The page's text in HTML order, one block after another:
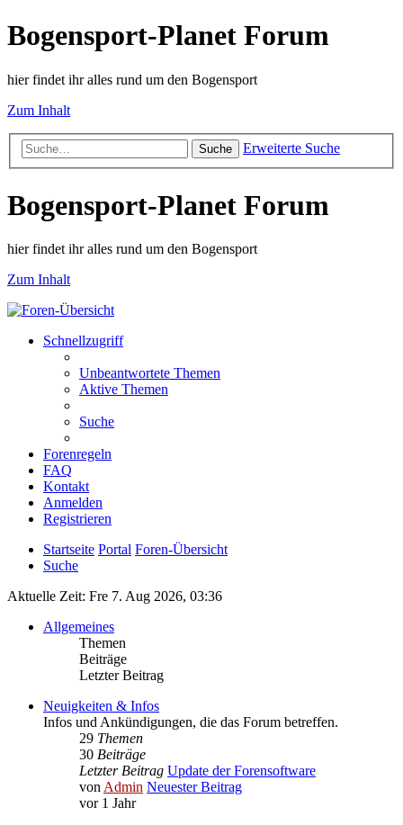
Bogensport-Planet Forum
hier findet ihr alles rund um den Bogensport
Zum Inhalt
Suche Erweiterte Suche
Bogensport-Planet Forum
hier findet ihr alles rund um den Bogensport
Zum Inhalt
Schnellzugriff
Unbeantwortete Themen
Aktive Themen
Suche
Forenregeln
FAQ
Kontakt
Anmelden
Registrieren
Startseite Portal Foren-Übersicht
Suche
Aktuelle Zeit: Fre 7. Aug 2026, 03:36
Allgemeines
Themen
Beiträge
Letzter Beitrag
Neuigkeiten & Infos
Infos und Ankündigungen, die das Forum betreffen.
29 Themen
30 Beiträge
Letzter Beitrag Update der Forensoftware
von Admin Neuester Beitrag
vor 1 Jahr